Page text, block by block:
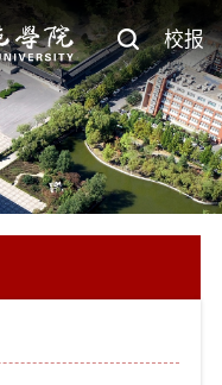
校报